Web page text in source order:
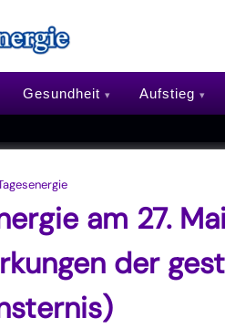
Gesundheit Aufstieg
am 27.
der